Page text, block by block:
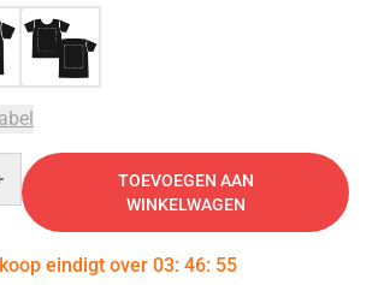
TOEVOEGEN AAN
WINKELWAGEN
eindigt over 03: 46: 54